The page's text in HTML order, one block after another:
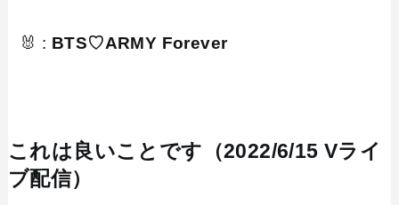
🐰 : BTS♡ARMY Forever
これは良いことです（2022/6/15 Vライ
ブ配信）